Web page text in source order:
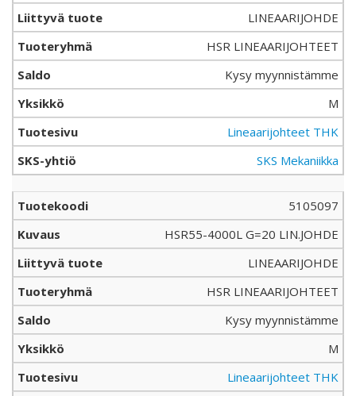
LINEAARIJOHDE
HSR LINEAARIJOHTEET
Kysy myynnistämme
M
Lineaarijohteet THK
SKS Mekaniikka
5105097
HSR55-4000L G=20 LIN.JOHDE
LINEAARIJOHDE
HSR LINEAARIJOHTEET
Kysy myynnistämme
M
Lineaarijohteet THK